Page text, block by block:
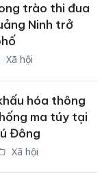
trào thi đua
Ninh trở
Xã hội
hóa thông
ma túy tại
Đông
Xã hội